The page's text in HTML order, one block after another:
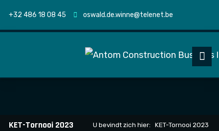
+32 486 18 08 45 oswald.de.winne@telenet.be
KET-Tornooi 2023 U bevindt zich hier: KET-Tornooi 2023